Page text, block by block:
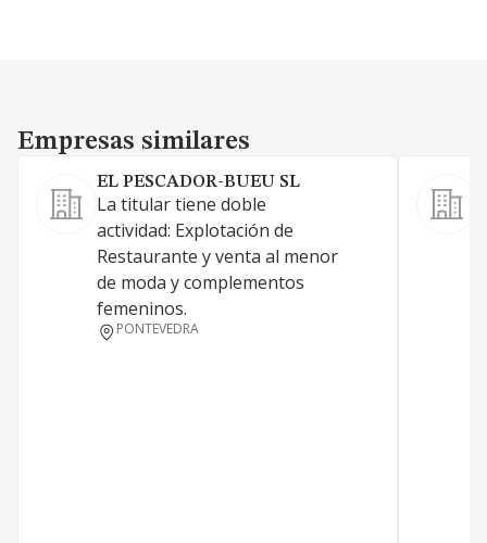
Empresas similares
Empresas similares
EL PESCADOR-BUEU SL
La titular tiene doble
actividad: Explotación de
Restaurante y venta al menor
de moda y complementos
femeninos.
PONTEVEDRA